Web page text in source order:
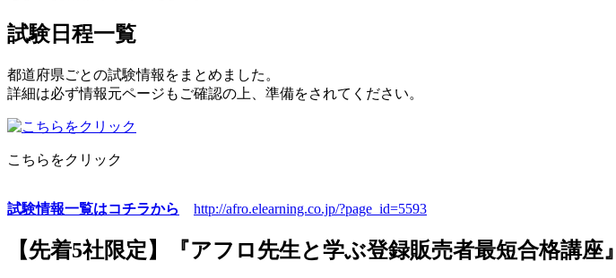
試験日程一覧
都道府県ごとの試験情報をまとめました。
詳細は必ず情報元ページもご確認の上、準備をされてください。
こちらをクリック
試験情報一覧はコチラから http://afro.elearning.co.jp/?page_id=5593
【先着5社限定】『アフロ先生と学ぶ登録販売者最短合格講